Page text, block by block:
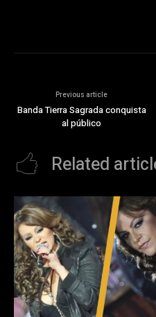
Previous article
Banda Tierra Sagrada conquista
al público
Related